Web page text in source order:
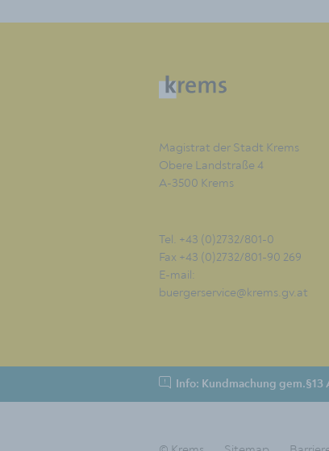
Magistrat der Stadt Krems
Obere Landstraße 4
A-3500 Krems
Tel. +43 (0)2732/801-0
Fax +43 (0)2732/801-90 269
E-mail:
buergerservice@krems.gv.at
Info: Kundmachung